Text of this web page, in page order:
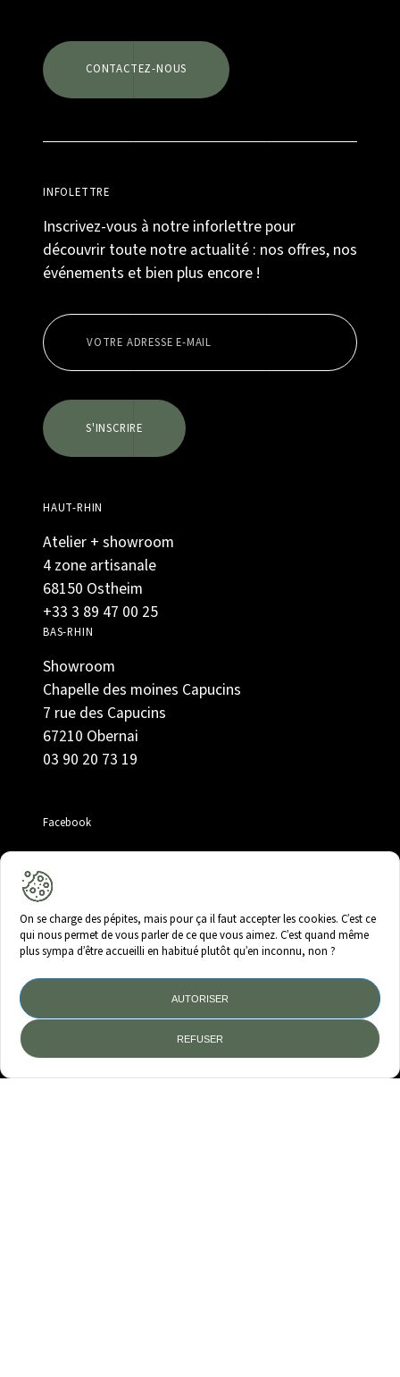
On se charge des pépites, mais pour ça il faut accepter les cookies. C’est ce
qui nous permet de vous parler de ce que vous aimez. C’est quand même
plus sympa d’être accueilli en habitué plutôt qu’en inconnu, non ?
AUTORISER
REFUSER
CONTACTEZ-NOUS
INFOLETTRE
Inscrivez-vous à notre inforlettre pour
découvrir toute notre actualité : nos offres, nos
événements et bien plus encore !
S'INSCRIRE
HAUT-RHIN
Atelier + showroom
4 zone artisanale
68150 Ostheim
+33 3 89 47 00 25
BAS-RHIN
Showroom
Chapelle des moines Capucins
7 rue des Capucins
67210 Obernai
03 90 20 73 19
Facebook
Instagram
LinkedIn
Offres d’emploi
RGPD
Mentions légales